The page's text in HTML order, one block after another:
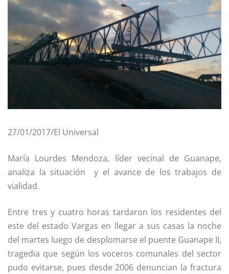
27/01/2017/El Universal
María Lourdes Mendoza, líder vecinal de Guanape,
analiza la situación y el avance de los trabajos de
vialidad.
Entre tres y cuatro horas tardaron los residentes del
este del estado Vargas en llegar a sus casas la noche
del martes luego de desplomarse el puente Guanape II,
tragedia que según los voceros comunales del sector
pudo evitarse, pues desde 2006 denuncian la fractura